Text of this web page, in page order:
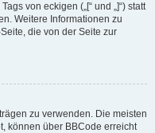
von eckigen („[“ und „]“) statt
Weitere Informationen zu
die von der Seite zur
zu verwenden. Die meisten
können über BBCode erreicht